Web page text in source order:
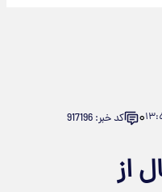
۰ کد خبر: 917196
از